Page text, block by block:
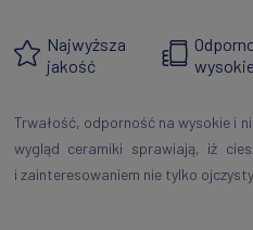
Najwyższa
jakość
Trwałość, odporność na wysokie i
wygląd ceramiki sprawiają, iż
i zainteresowaniem nie tylko